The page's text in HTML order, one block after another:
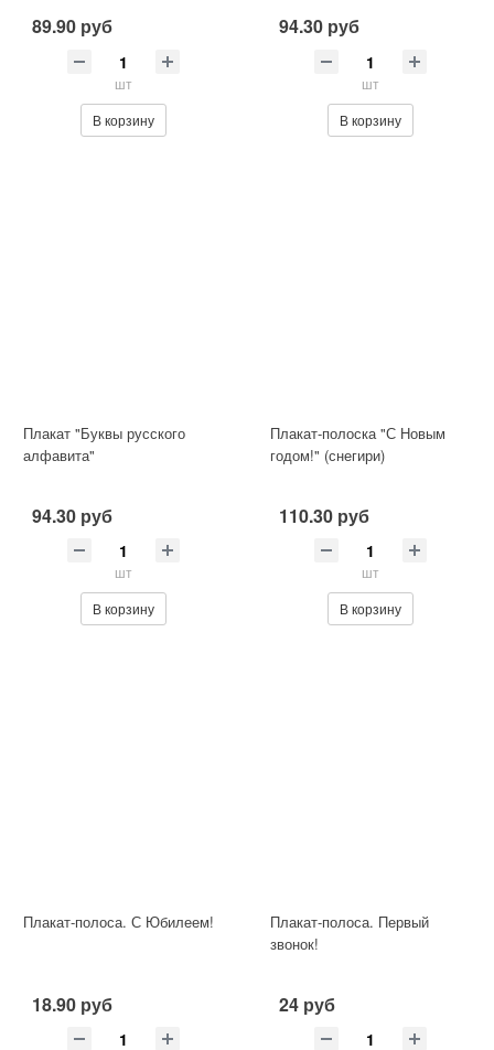
89.90 руб
шт
В корзину
94.30 руб
шт
В корзину
Плакат "Буквы русского
алфавита"
94.30 руб
шт
В корзину
Плакат-полоска "С Новым
годом!" (снегири)
110.30 руб
шт
В корзину
Плакат-полоса. С Юбилеем!
18.90 руб
Плакат-полоса. Первый
звонок!
24 руб